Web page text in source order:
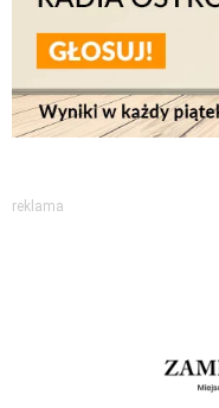
reklama